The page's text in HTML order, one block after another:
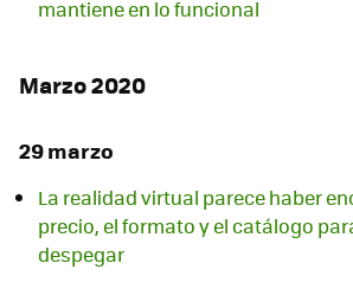
mantiene en lo funcional
Marzo 2020
29 marzo
La realidad virtual parece haber
precio, el formato y el catálogo
despegar